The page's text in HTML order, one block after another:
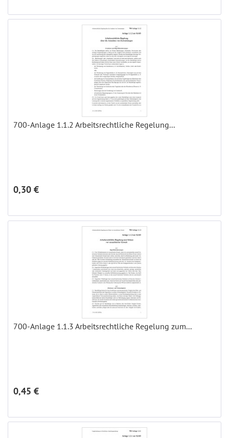
700-Anlage 1.1.2 Arbeitsrechtliche Regelung...
0,30 €
700-Anlage 1.1.3 Arbeitsrechtliche Regelung zum...
0,45 €